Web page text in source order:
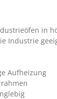
in
Industrie
Aufheizung